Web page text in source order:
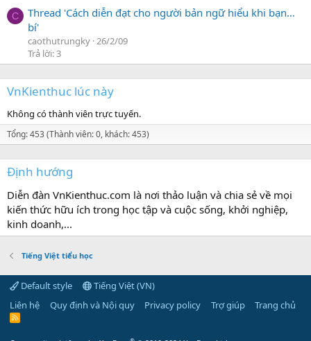
C
Thread 'Cách diễn đạt cho người bản ngữ hiểu khi bạn…
bí'
caothutrungky 26/2/09
Trả lời: 3
VnKienthuc lúc này
Không có thành viên trực tuyến.
Tổng: 453 (Thành viên: 0, khách: 453)
Định hướng
Diễn đàn VnKienthuc.com là nơi thảo luận và chia sẻ về mọi
kiến thức hữu ích trong học tập và cuộc sống, khởi nghiệp,
kinh doanh,...
Tiếng Việt tiểu học
Default style
Tiếng Việt (VN)
Liên hệ
Quy định và Nội quy Privacy policy Trợ giúp Trang chủ
R